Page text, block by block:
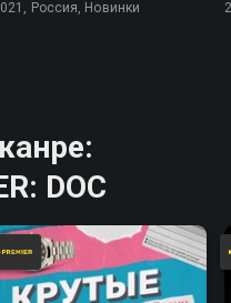
Россия, Новинки
DOC